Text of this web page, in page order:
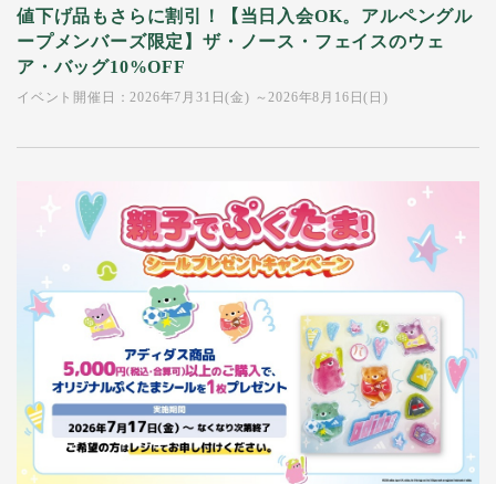
値下げ品もさらに割引！【当日入会OK。アルペングル
ープメンバーズ限定】ザ・ノース・フェイスのウェ
ア・バッグ10%OFF
イベント開催日：2026年7月31日(金) ～2026年8月16日(日)